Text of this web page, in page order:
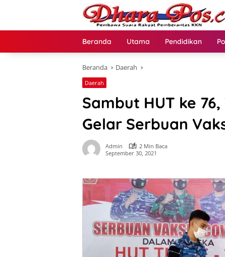
Beranda Utama Pendidikan
Beranda Daerah
Daerah
Sambut HUT ke
Gelar Serbuan
Admin
2 Min Baca
September 30, 2021